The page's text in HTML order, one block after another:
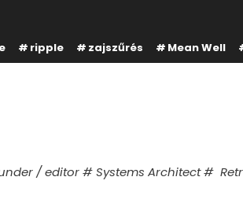
ripple zajszűrés Mean Well
/ editor # Systems Architect #